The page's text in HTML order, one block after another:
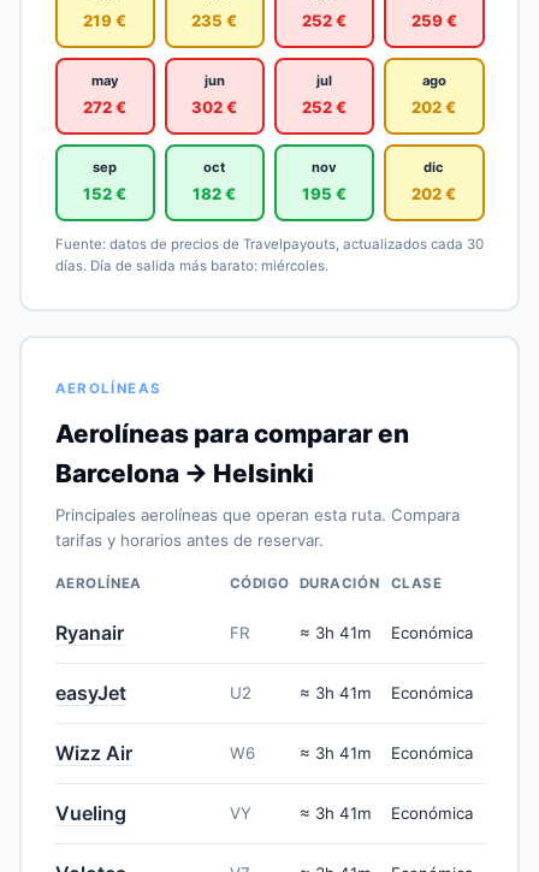
219 € 235 € 252 € 259 €
may
272 €
jun
302 €
jul
252 €
ago
202 €
sep
152 €
oct
182 €
nov
195 €
dic
202 €
Fuente: datos de precios de Travelpayouts, actualizados cada 30
días. Día de salida más barato: miércoles.
AEROLÍNEAS
Aerolíneas para comparar en
Barcelona → Helsinki
Principales aerolíneas que operan esta ruta. Compara
tarifas y horarios antes de reservar.
AEROLÍNEA CÓDIGO DURACIÓN CLASE
Ryanair FR ≈ 3h 41m Económica
easyJet U2 ≈ 3h 41m Económica
Wizz Air W6 ≈ 3h 41m Económica
Vueling VY ≈ 3h 41m Económica